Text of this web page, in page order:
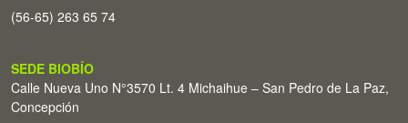
(56-65) 263 65 74
SEDE BIOBÍO
Calle Nueva Uno N°3570 Lt. 4 Michaihue – San Pedro de La Paz,
Concepción